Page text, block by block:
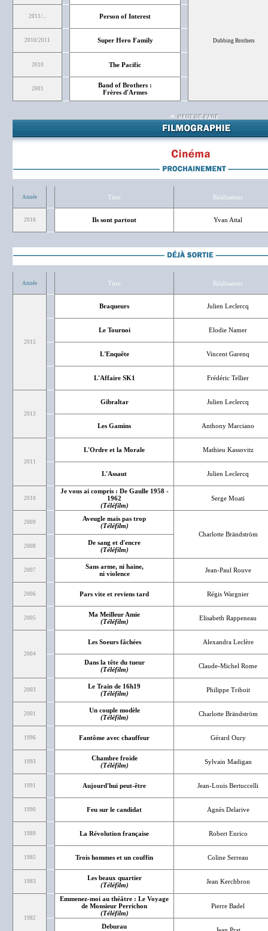
Dubbing Brothers
2011/... Person of Interest
2010/2011 Super Hero Family
2010 The Pacific
2001
Band of Brothers :
Frères d'Armes
Année Titre Réalisateur
2016 Ils sont partout Yvan Attal
Année Titre Réalisateur
2015
Braqueurs Julien Leclercq
Le Tournoi Elodie Namer
L'Enquête Vincent Garenq
L'Affaire SK1 Frédéric Tellier
2013
Gibraltar Julien Leclercq
Les Gamins Anthony Marciano
2011
L'Ordre et la Morale Mathieu Kassovitz
L'Assaut Julien Leclercq
2010
Je vous ai compris : De Gaulle 1958 -
1962
(Téléfilm)
Serge Moati
2009
Aveugle mais pas trop
(Téléfilm)
Charlotte Brändström
2008
De sang et d'encre
(Téléfilm)
2007
Sans arme, ni haine,
ni violence
Jean-Paul Rouve
2006 Pars vite et reviens tard Régis Wargnier
2005
Ma Meilleur Amie
(Téléfilm)
Elisabeth Rappeneau
2004
Les Soeurs fâchées Alexandra Leclère
Dans la tête du tueur
(Téléfilm)
Claude-Michel Rome
2003
Le Train de 16h19
(Téléfilm)
Philippe Triboit
2001
Un couple modèle
(Téléfilm)
Charlotte Brändström
1996 Fantôme avec chauffeur Gérard Oury
1993
Chambre froide
(Téléfilm)
Sylvain Madigan
1991 Aujourd'hui peut-être Jean-Louis Bertuccelli
1990 Feu sur le candidat Agnès Delarive
1989 La Révolution française Robert Enrico
1985 Trois hommes et un couffin Coline Serreau
1983
Les beaux quartier
(Téléfilm)
Jean Kerchbron
1982
Emmenez-moi au théâtre : Le Voyage
de Monsieur Perrichon
(Téléfilm)
Pierre Badel
Deburau